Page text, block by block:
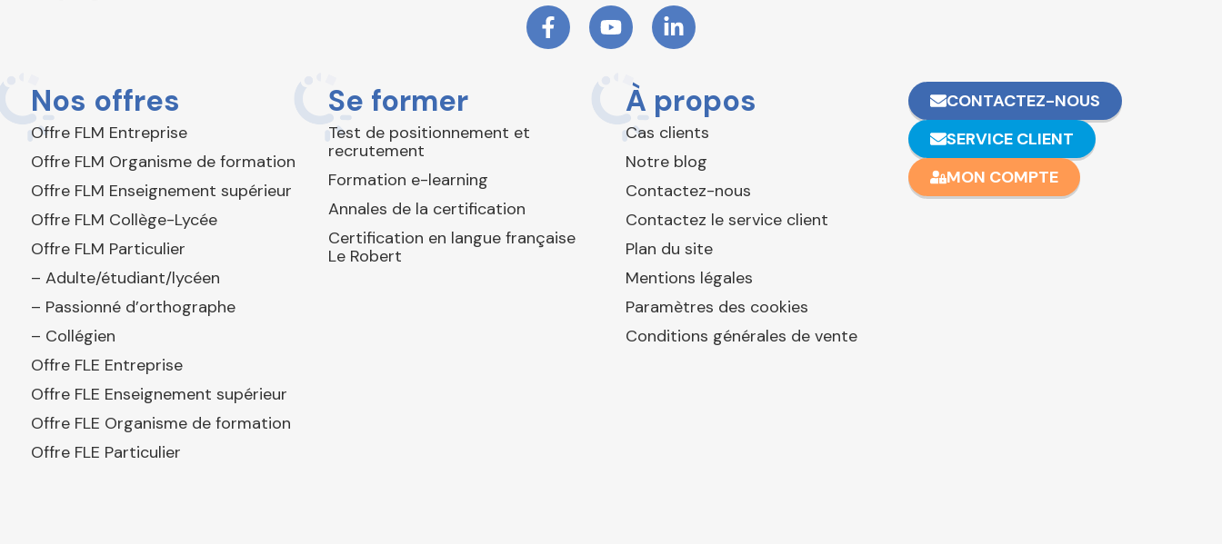
Nos offres
Offre FLM Entreprise
Offre FLM Organisme de formation
Offre FLM Enseignement supérieur
Offre FLM Collège-Lycée
Offre FLM Particulier
– Adulte/étudiant/lycéen
– Passionné d’orthographe
– Collégien
Offre FLE Entreprise
Offre FLE Enseignement supérieur
Offre FLE Organisme de formation
Offre FLE Particulier
Se former
Test de positionnement et
recrutement
Formation e-learning
Annales de la certification
Certification en langue française
Le Robert
À propos
Cas clients
Notre blog
Contactez-nous
Contactez le service client
Plan du site
Mentions légales
Paramètres des cookies
Conditions générales de vente
CONTACTEZ-NOUS
SERVICE CLIENT
MON COMPTE